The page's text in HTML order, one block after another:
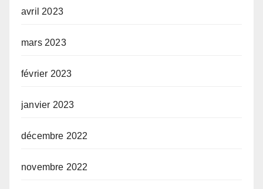
avril 2023
mars 2023
février 2023
janvier 2023
décembre 2022
novembre 2022